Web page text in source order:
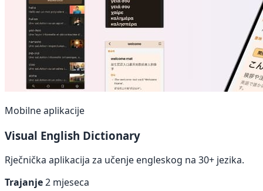
Mobilne aplikacije
Visual English Dictionary
Rječnička aplikacija za učenje engleskog na 30+ jezika.
Trajanje2 mjeseca